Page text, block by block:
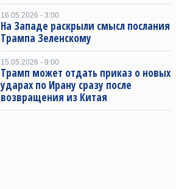
16.05.2026 - 3:00
На Западе раскрыли смысл послания
Трампа Зеленскому
15.05.2026 - 9:00
Трамп может отдать приказ о новых
ударах по Ирану сразу после
возвращения из Китая